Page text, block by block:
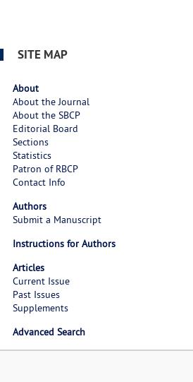
SITE MAP
About
About the Journal
About the SBCP
Editorial Board
Sections
Statistics
Patron of RBCP
Contact Info
Authors
Submit a Manuscript
Instructions for Authors
Articles
Current Issue
Past Issues
Supplements
Advanced Search